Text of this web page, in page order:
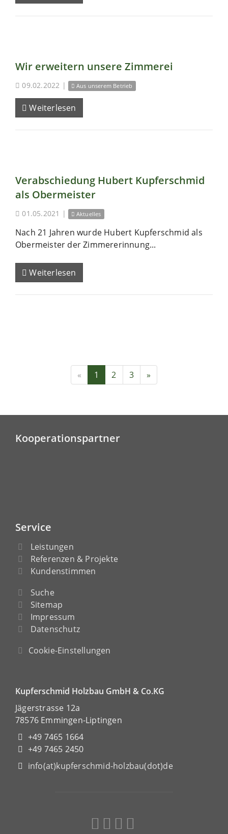
Wir erweitern unsere Zimmerei
09.02.2022 | Aus unserem Betrieb
Weiterlesen
Verabschiedung Hubert Kupferschmid
als Obermeister
01.05.2021 | Aktuelles
Nach 21 Jahren wurde Hubert Kupferschmid als
Obermeister der Zimmererinnung...
Weiterlesen
« 1 2 3 »
Kooperationspartner
Service
Leistungen
Referenzen & Projekte
Kundenstimmen
Suche
Sitemap
Impressum
Datenschutz
Cookie-Einstellungen
Kupferschmid Holzbau GmbH & Co.KG
Jägerstrasse 12a
78576 Emmingen-Liptingen
+49 7465 1664
+49 7465 2450
info(at)kupferschmid-holzbau(dot)de